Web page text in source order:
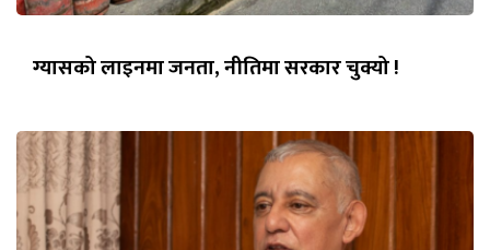
ग्यासको लाइनमा जनता, नीतिमा सरकार चुक्यो !